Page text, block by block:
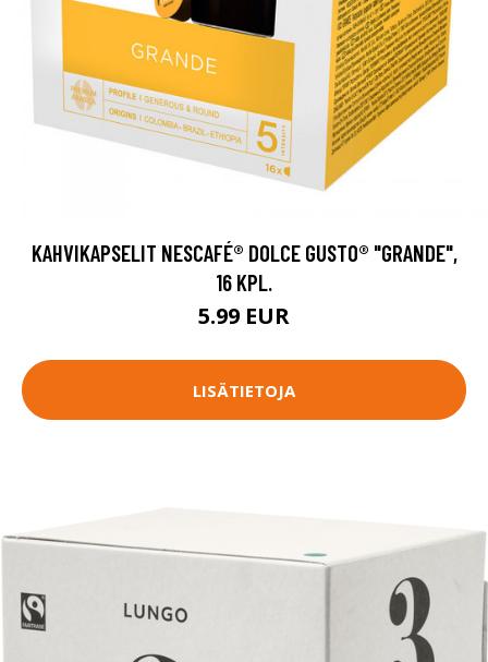
KAHVIKAPSELIT NESCAFÉ® DOLCE GUSTO® "GRANDE",
16 KPL.
5.99 EUR
LISÄTIETOJA